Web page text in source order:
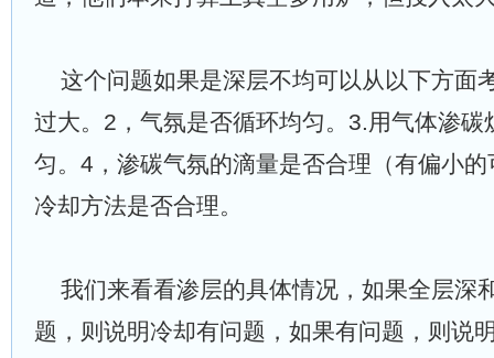
这个问题如果是深层不均可以从 以下方面
过大。2，气氛是否循环均匀。3.用气体渗碳
匀。4，渗碳气氛的滴量是否合理（有偏小
冷却方法是否合理。
我们来看看渗层的具体情况， 如果全层深
题，则说明冷却有问题， 如果有问题，则说